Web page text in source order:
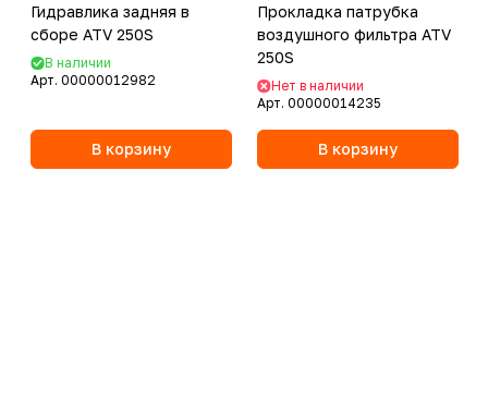
Гидравлика задняя в
сборе ATV 250S
В наличии
Арт. 00000012982
В корзину
Прокладка патрубка
воздушного фильтра ATV
250S
Нет в наличии
Арт. 00000014235
В корзину